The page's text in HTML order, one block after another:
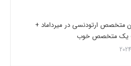
متخصص ارتودنسی در میرداماد +
یک متخصص خوب